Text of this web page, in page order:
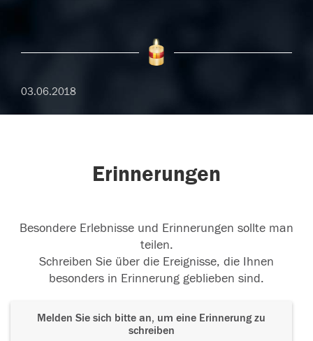
03.06.2018
Erinnerungen
Besondere Erlebnisse und Erinnerungen sollte man
teilen.
Schreiben Sie über die Ereignisse, die Ihnen
besonders in Erinnerung geblieben sind.
Melden Sie sich bitte an, um eine Erinnerung zu
schreiben